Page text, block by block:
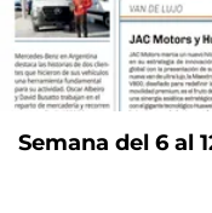
Semana del 6 al